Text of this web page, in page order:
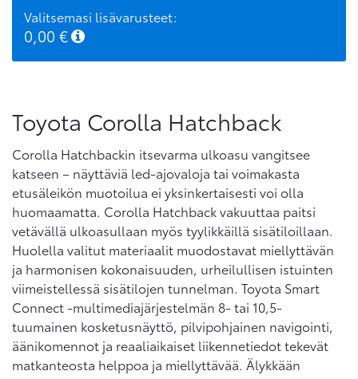
Valitsemasi lisävarusteet:
0,00 €
Toyota Corolla Hatchback
Corolla Hatchbackin itsevarma ulkoasu vangitsee
katseen – näyttäviä led-ajovaloja tai voimakasta
etusäleikön muotoilua ei yksinkertaisesti voi olla
huomaamatta. Corolla Hatchback vakuuttaa paitsi
vetävällä ulkoasullaan myös tyylikkäillä sisätiloillaan.
Huolella valitut materiaalit muodostavat miellyttävän
ja harmonisen kokonaisuuden, urheilullisen istuinten
viimeistellessä sisätilojen tunnelman. Toyota Smart
Connect -multimediajärjestelmän 8- tai 10,5-
tuumainen kosketusnäyttö, pilvipohjainen navigointi,
äänikomennot ja reaaliaikaiset liikennetiedot tekevät
matkanteosta helppoa ja miellyttävää. Älykkään